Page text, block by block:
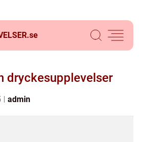
se
dryckesupplevelser
admin